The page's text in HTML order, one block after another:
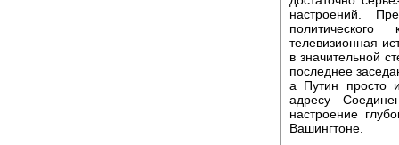
настроений.
телевизионная
в значительной
последнее
а Путин просто
адресу
настроение
Вашингтоне.